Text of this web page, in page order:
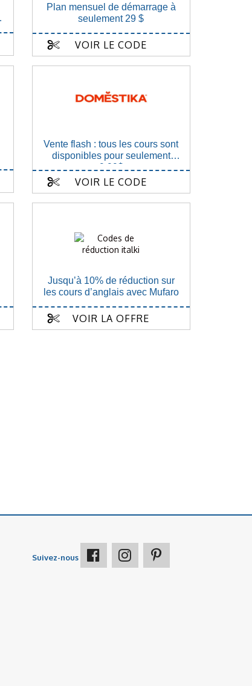
Plan mensuel de démarrage à
seulement 29 $
VOIR LE CODE
Vente flash : tous les cours sont
disponibles pour seulement
9,99$
VOIR LE CODE
Jusqu’à 10% de réduction sur
les cours d’anglais avec Mufaro
VOIR LA OFFRE
Suivez-nous